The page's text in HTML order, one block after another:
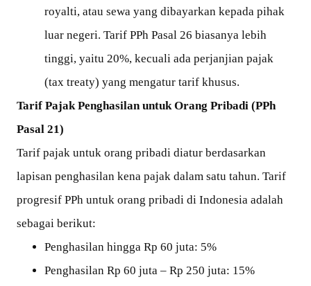
royalti, atau sewa yang dibayarkan kepada pihak
luar negeri. Tarif PPh Pasal 26 biasanya lebih
tinggi, yaitu 20%, kecuali ada perjanjian pajak
(tax treaty) yang mengatur tarif khusus.
Tarif Pajak Penghasilan untuk Orang Pribadi (PPh
Pasal 21)
Tarif pajak untuk orang pribadi diatur berdasarkan
lapisan penghasilan kena pajak dalam satu tahun. Tarif
progresif PPh untuk orang pribadi di Indonesia adalah
sebagai berikut:
Penghasilan hingga Rp 60 juta: 5%
Penghasilan Rp 60 juta – Rp 250 juta: 15%